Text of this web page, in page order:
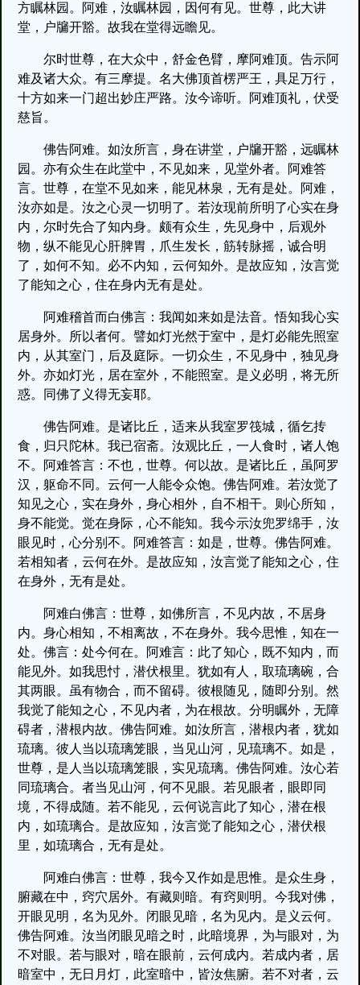
方瞩林园。阿难，汝瞩林园，因何有见。世尊，此大讲
堂，户牖开豁。故我在堂得远瞻见。
尔时世尊，在大众中，舒金色臂，摩阿难顶。告示阿
难及诸大众。有三摩提。名大佛顶首楞严王，具足万行，
十方如来一门超出妙庄严路。汝今谛听。阿难顶礼，伏受
慈旨。
佛告阿难。如汝所言，身在讲堂，户牖开豁，远瞩林
园。亦有众生在此堂中，不见如来，见堂外者。阿难答
言。世尊，在堂不见如来，能见林泉，无有是处。阿难，
汝亦如是。汝之心灵一切明了。若汝现前所明了心实在身
内，尔时先合了知内身。颇有众生，先见身中，后观外
物，纵不能见心肝脾胃，爪生发长，筋转脉摇，诚合明
了，如何不知。必不内知，云何知外。是故应知，汝言觉
了能知之心，住在身内无有是处。
阿难稽首而白佛言：我闻如来如是法音。悟知我心实
居身外。所以者何。譬如灯光然于室中，是灯必能先照室
内，从其室门，后及庭际。一切众生，不见身中，独见身
外。亦如灯光，居在室外，不能照室。是义必明，将无所
惑。同佛了义得无妄耶。
佛告阿难。是诸比丘，适来从我室罗筏城，循乞抟
食，归只陀林。我已宿斋。汝观比丘，一人食时，诸人饱
不。阿难答言：不也，世尊。何以故。是诸比丘，虽阿罗
汉，躯命不同。云何一人能令众饱。佛告阿难。若汝觉了
知见之心，实在身外，身心相外，自不相干。则心所知，
身不能觉。觉在身际，心不能知。我今示汝兜罗绵手，汝
眼见时，心分别不。阿难答言：如是，世尊。佛告阿难。
若相知者，云何在外。是故应知，汝言觉了能知之心，住
在身外，无有是处。
阿难白佛言：世尊，如佛所言，不见内故，不居身
内。身心相知，不相离故，不在身外。我今思惟，知在一
处。佛言：处今何在。阿难言：此了知心，既不知内，而
能见外。如我思忖，潜伏根里。犹如有人，取琉璃碗，合
其两眼。虽有物合，而不留碍。彼根随见，随即分别。然
我觉了能知之心，不见内者，为在根故。分明瞩外，无障
碍者，潜根内故。佛告阿难。如汝所言，潜根内者，犹如
琉璃。彼人当以琉璃笼眼，当见山河，见琉璃不。如是，
世尊，是人当以琉璃笼眼，实见琉璃。佛告阿难。汝心若
同琉璃合。者当见山河，何不见眼。若见眼者，眼即同
境，不得成随。若不能见，云何说言此了知心，潜在根
内，如琉璃合。是故应知，汝言觉了能知之心，潜伏根
里，如琉璃合，无有是处。
阿难白佛言：世尊，我今又作如是思惟。是众生身，
腑藏在中，窍穴居外。有藏则暗。有窍则明。今我对佛，
开眼见明，名为见外。闭眼见暗，名为见内。是义云何。
佛告阿难。汝当闭眼见暗之时，此暗境界，为与眼对，为
不对眼。若与眼对，暗在眼前，云何成内。若成内者，居
暗室中，无日月灯，此室暗中，皆汝焦腑。若不对者，云